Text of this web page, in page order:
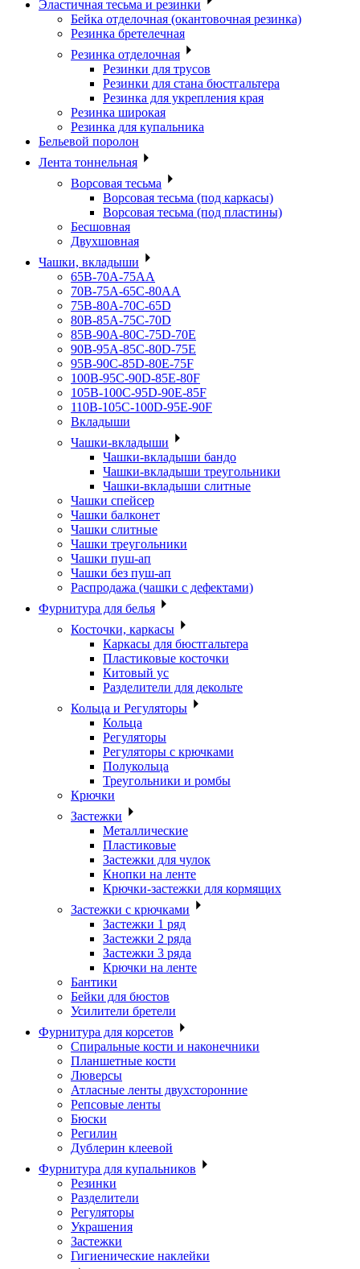
Эластичная тесьма и резинки
Бейка отделочная (окантовочная резинка)
Резинка бретелечная
Резинка отделочная
Резинки для трусов
Резинки для стана бюстгальтера
Резинка для укрепления края
Резинка широкая
Резинка для купальника
Бельевой поролон
Лента тоннельная
Ворсовая тесьма
Ворсовая тесьма (под каркасы)
Ворсовая тесьма (под пластины)
Бесшовная
Двухшовная
Чашки, вкладыши
65B-70A-75АА
70В-75А-65С-80АА
75В-80А-70С-65D
80В-85А-75С-70D
85В-90А-80С-75D-70E
90B-95A-85C-80D-75E
95B-90C-85D-80E-75F
100B-95C-90D-85E-80F
105B-100C-95D-90E-85F
110B-105C-100D-95E-90F
Вкладыши
Чашки-вкладыши
Чашки-вкладыши бандо
Чашки-вкладыши треугольники
Чашки-вкладыши слитные
Чашки спейсер
Чашки балконет
Чашки слитные
Чашки треугольники
Чашки пуш-ап
Чашки без пуш-ап
Распродажа (чашки с дефектами)
Фурнитура для белья
Косточки, каркасы
Каркасы для бюстгальтера
Пластиковые косточки
Китовый ус
Разделители для декольте
Кольца и Регуляторы
Кольца
Регуляторы
Регуляторы с крючками
Полукольца
Треугольники и ромбы
Крючки
Застежки
Металлические
Пластиковые
Застежки для чулок
Кнопки на ленте
Крючки-застежки для кормящих
Застежки с крючками
Застежки 1 ряд
Застежки 2 ряда
Застежки 3 ряда
Крючки на ленте
Бантики
Бейки для бюстов
Усилители бретели
Фурнитура для корсетов
Спиральные кости и наконечники
Планшетные кости
Люверсы
Атласные ленты двухсторонние
Репсовые ленты
Бюски
Регилин
Дублерин клеевой
Фурнитура для купальников
Резинки
Разделители
Регуляторы
Украшения
Застежки
Гигиенические наклейки